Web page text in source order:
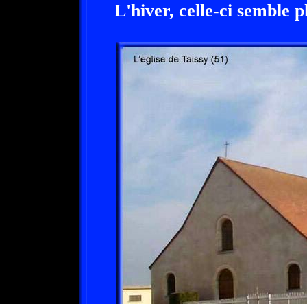
L'hiver, celle-ci semble